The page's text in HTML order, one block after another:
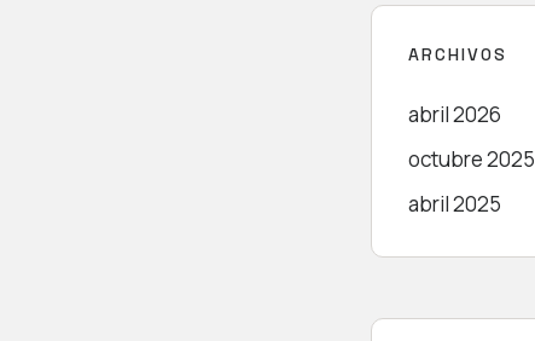
ARCHIVOS
abril 2026
octubre 2025
abril 2025